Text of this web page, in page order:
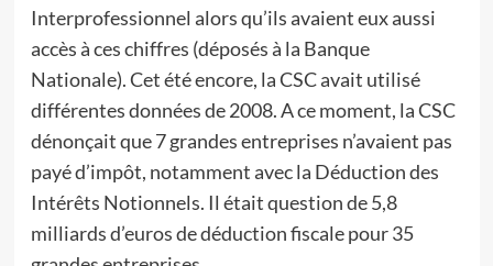
Interprofessionnel alors qu’ils avaient eux aussi
accès à ces chiffres (déposés à la Banque
Nationale). Cet été encore, la CSC avait utilisé
différentes données de 2008. A ce moment, la CSC
dénonçait que 7 grandes entreprises n’avaient pas
payé d’impôt, notamment avec la Déduction des
Intérêts Notionnels. Il était question de 5,8
milliards d’euros de déduction fiscale pour 35